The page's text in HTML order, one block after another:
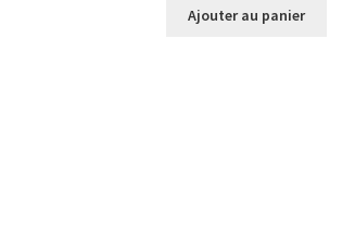
initial
actuel
Ajouter au panier